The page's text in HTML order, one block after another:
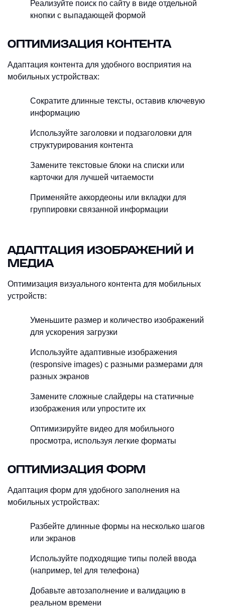
Реализуйте поиск по сайту в виде отдельной
кнопки с выпадающей формой
ОПТИМИЗАЦИЯ КОНТЕНТА
Адаптация контента для удобного восприятия на
мобильных устройствах:
Сократите длинные тексты, оставив ключевую
информацию
Используйте заголовки и подзаголовки для
структурирования контента
Замените текстовые блоки на списки или
карточки для лучшей читаемости
Применяйте аккордеоны или вкладки для
группировки связанной информации
АДАПТАЦИЯ ИЗОБРАЖЕНИЙ И
МЕДИА
Оптимизация визуального контента для мобильных
устройств:
Уменьшите размер и количество изображений
для ускорения загрузки
Используйте адаптивные изображения
(responsive images) с разными размерами для
разных экранов
Замените сложные слайдеры на статичные
изображения или упростите их
Оптимизируйте видео для мобильного
просмотра, используя легкие форматы
ОПТИМИЗАЦИЯ ФОРМ
Адаптация форм для удобного заполнения на
мобильных устройствах:
Разбейте длинные формы на несколько шагов
или экранов
Используйте подходящие типы полей ввода
(например, tel для телефона)
Добавьте автозаполнение и валидацию в
реальном времени